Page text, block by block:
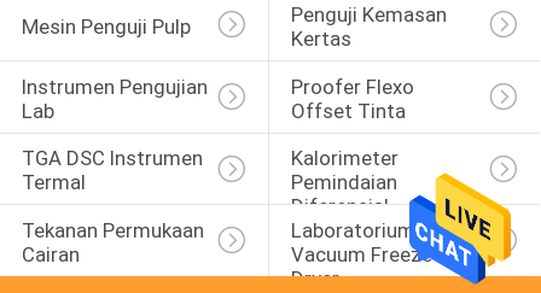
Mesin Penguji Pulp
Penguji Kemasan
Kertas
Instrumen Pengujian
Lab
Proofer Flexo
Offset Tinta
TGA DSC Instrumen
Termal
Kalorimeter
Pemindaian
Diferensial
Tekanan Permukaan
Cairan
Laboratorium
Vacuum Freeze
Dryer